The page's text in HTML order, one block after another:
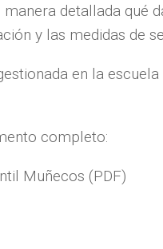
detallada qué
y las medidas de
en la
completo:
Muñecos (PDF)